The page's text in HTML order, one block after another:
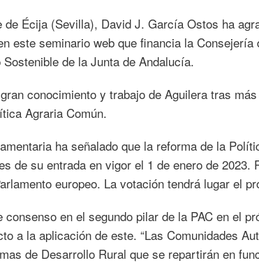
de Écija (Sevilla), David J. García Ostos ha
este seminario web que financia la Consejería
de la Junta de Andalucía.
conocimiento y trabajo de Aguilera tras
Agraria Común.
ha señalado que la reforma de la
de su entrada en vigor el 1 de enero de 2023.
europeo. La votación tendrá lugar el
en el segundo pilar de la PAC en el
a la aplicación de este. “Las Comunidades
de Desarrollo Rural que se repartirán en